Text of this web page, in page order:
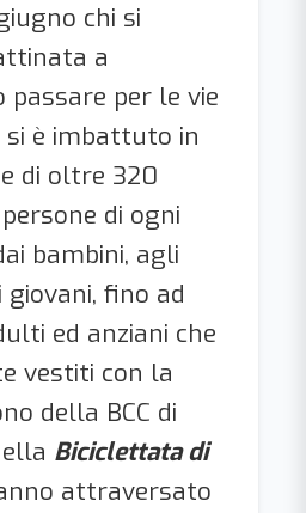
chi si
a
passare per le vie
si è imbattuto in
di oltre 320
di ogni
bambini, agli
fino ad
ed anziani che
vestiti con la
della BCC di
Biciclettata di
attraversato